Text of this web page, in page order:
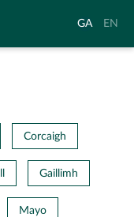
Aistrigh
Gaeilge
GA
to
EN
Corcaigh
Gaillimh
Mayo